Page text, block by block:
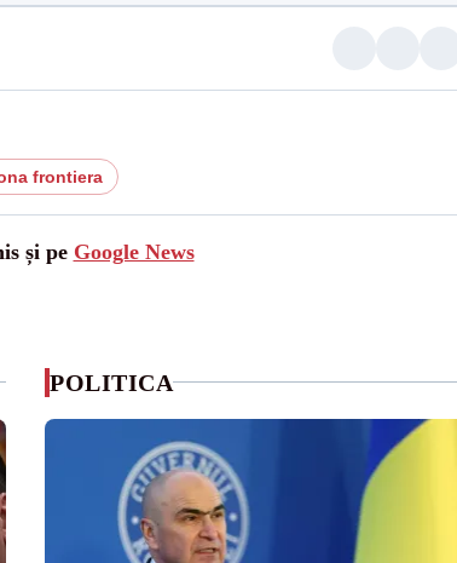
frontiera
și pe Google News
POLITICA